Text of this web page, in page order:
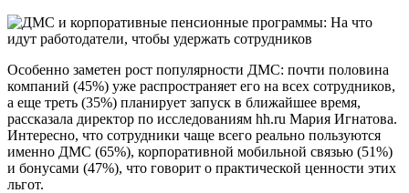
Особенно заметен рост популярности ДМС: почти половина
компаний (45%) уже распространяет его на всех сотрудников,
а еще треть (35%) планирует запуск в ближайшее время,
рассказала директор по исследованиям hh.ru Мария Игнатова.
Интересно, что сотрудники чаще всего реально пользуются
именно ДМС (65%), корпоративной мобильной связью (51%)
и бонусами (47%), что говорит о практической ценности этих
льгот.